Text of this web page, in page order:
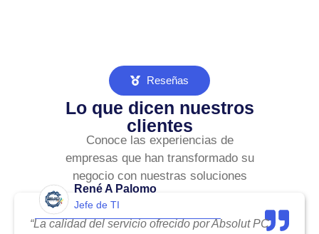
Reseñas
Lo que dicen nuestros
clientes
Conoce las experiencias de
empresas que han transformado su
negocio con nuestras soluciones
René A Palomo
Jefe de TI
“La calidad del servicio ofrecido por Absolut PC